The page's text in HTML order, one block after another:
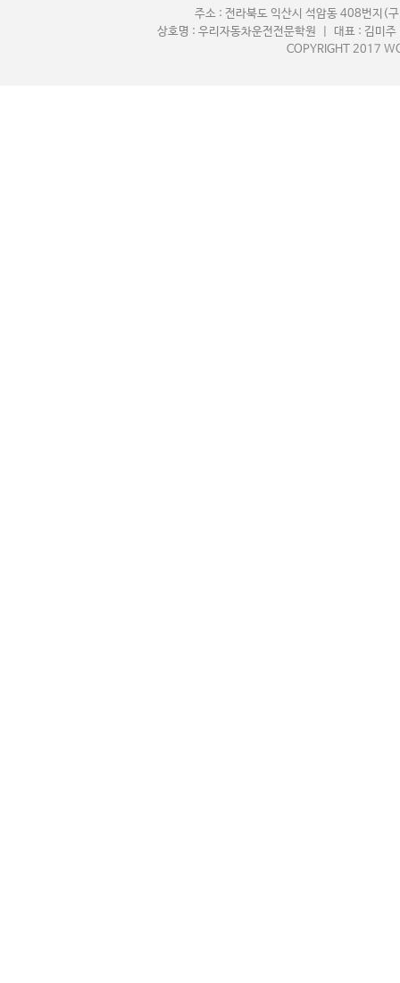
주소 : 전라북도 익산시 석암동 408번
상호명 : 우리자동차운전전문학원 | 대표 : 김
COPYRIGHT 2017